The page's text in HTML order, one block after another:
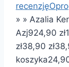
recenzję
» » Azalia
Azj924,90 zł
zł38,90 zł
koszyka